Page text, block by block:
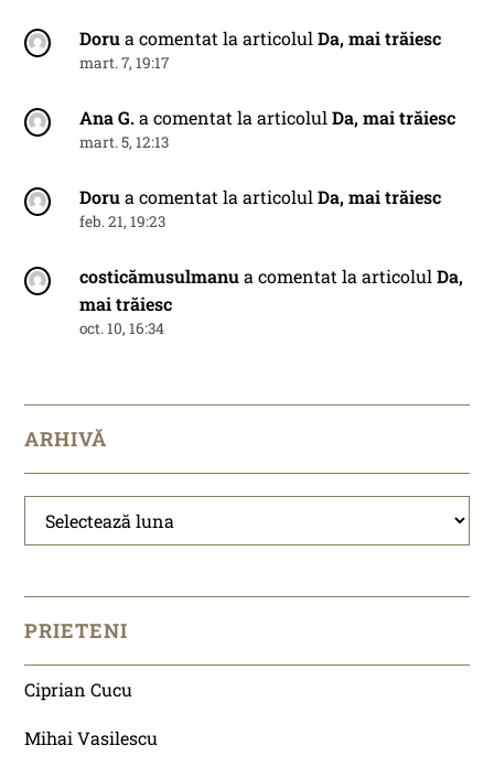
Dorua comentat la articolulDa, mai trăiesc
mart. 7, 19:17
Ana G.a comentat la articolulDa, mai trăiesc
mart. 5, 12:13
Dorua comentat la articolulDa, mai trăiesc
feb. 21, 19:23
costicămusulmanua comentat la articolulDa,
mai trăiesc
oct. 10, 16:34
ARHIVĂ
Arhivă
PRIETENI
Ciprian Cucu
Mihai Vasilescu